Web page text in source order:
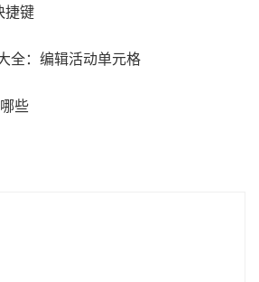
捷键
全：编辑活动单元格
些